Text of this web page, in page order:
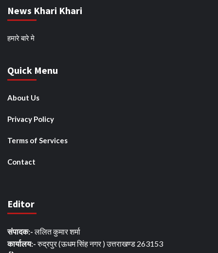
News Khari Khari
हमारे बारे मे
Quick Menu
About Us
Privacy Policy
Terms of Services
Contact
Editor
संपादक:-ललित कुमार शर्मा
कार्यालय:-रुद्रपुर (ऊधम सिंह नगर ) उत्तराखण्ड 263153